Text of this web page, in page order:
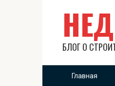
БЛОГ О
Главная